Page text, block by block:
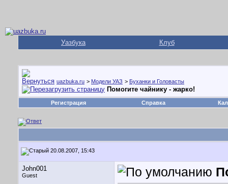
Уазбука Клуб
uazbuka.ru > Модели УАЗ > Буханки и Головасты
Помогите чайнику - жарко!
Регистрация Справка
20.08.2007, 15:43
John001
Guest